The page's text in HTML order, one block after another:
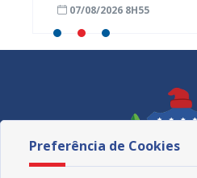
violência contra a
07/08/2026 8H55
Preferência de Cookies